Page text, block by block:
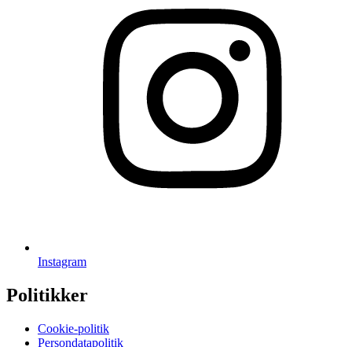
Instagram
Politikker
Cookie-politik
Persondatapolitik